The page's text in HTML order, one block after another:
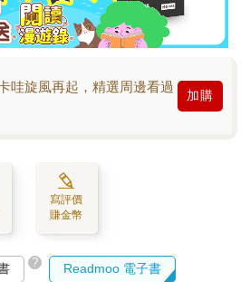
哇旋風再起，精選周邊看過
加購
寫評價
賺金幣
? Readmoo 電子書